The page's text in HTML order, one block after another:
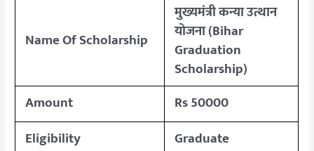
Name Of Scholarship
मुख्यमंत्री कन्या उत्थान
योजना (Bihar
Graduation
Scholarship)
Amount
Rs 50000
Eligibility
Graduate